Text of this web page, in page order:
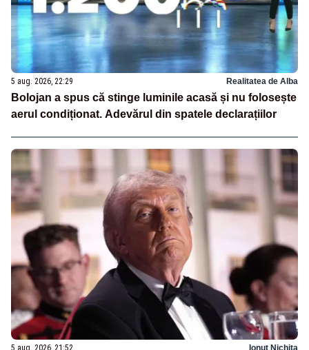
5 aug. 2026, 22:29 Realitatea de Alba
Bolojan a spus că stinge luminile acasă și nu folosește
aerul condiționat. Adevărul din spatele declarațiilor
5 aug. 2026, 21:52 Ionuț Nichita